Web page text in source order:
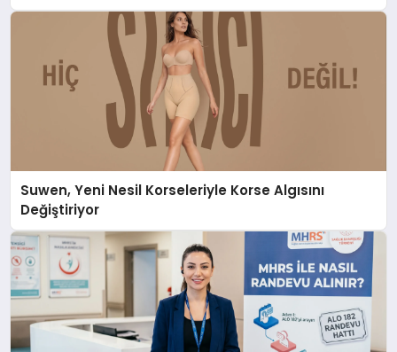
Suwen, Yeni Nesil Korseleriyle Korse Algısını
Değiştiriyor